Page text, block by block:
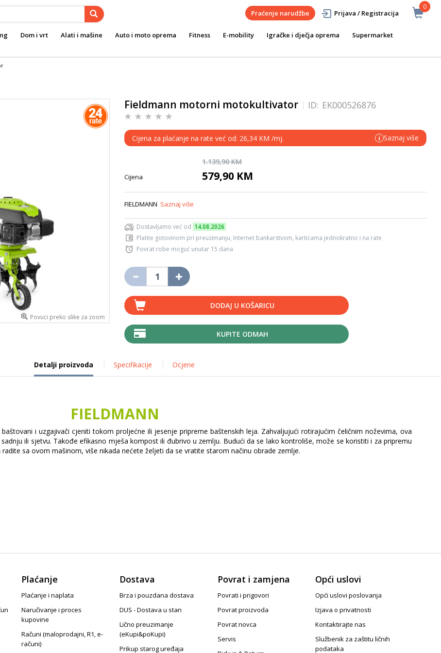
0
Praćenje narudžbe Prijava / Registracija
Dom i vrt Alati i mašine Auto i moto oprema Fitness E-mobility Igračke i dječja oprema
Supermarket
Povuci preko slike za zoom
Fieldmann motorni motokultivator ID: EK000526876
Cijena za plaćanje na rate već od: 26,34 KM /mj. i Saznaj više
1.139,90 KM
Cijena 579,90 KM
FIELDMANN Saznaj više
Dostavljamo već od 14.08.2026
Platite gotovinom pri preuzimanju, Internet bankarstvom, karticama jednokratno i na rate
Povrat robe moguć unutar 15 dana
DODAJ U KOŠARICU
KUPITE ODMAH
Detalji proizvoda Specifikacije Ocjene
FIELDMANN
i uzgajivači cjeniti tokom proljećne ili jesenje pripreme baštenskih leja. Zahvaljujući rotirajućim čeličnim noževima, ova
ili sjetvu. Takođe efikasno mješa kompost ili đubrivo u zemlju. Budući da se lako kontroliše, može se koristiti i za pripremu
sa ovom mašinom, više nikada nećete željeti da se vratite starom načinu obrade zemlje.
Plaćanje
Plaćanje i naplata
Naručivanje i proces
kupovine
Računi (maloprodajni, R1, e-
računi)
Dostava
Brza i pouzdana dostava
DUS - Dostava u stan
Lično preuzimanje
(eKupi&poKupi)
Prikup starog uređaja
Povrat i zamjena
Povrati i prigovori
Povrat proizvoda
Povrat novca
Servis
Opći uslovi
Opći uslovi poslovanja
Izjava o privatnosti
Kontaktirajte nas
Službenik za zaštitu ličnih
podataka